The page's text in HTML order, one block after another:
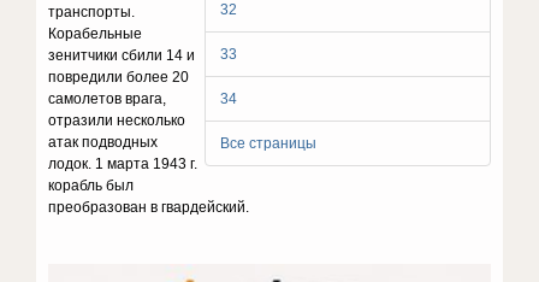
32
33
34
Все страницы
транспорты.
Корабельные
зенитчики сбили 14 и
повредили более 20
самолетов врага,
отразили несколько
атак подводных
лодок. 1 марта 1943 г.
корабль был
преобразован в гвардейский.